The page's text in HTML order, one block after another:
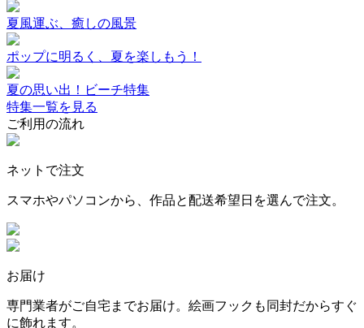
夏風運ぶ、癒しの風景
ポップに明るく、夏を楽しもう！
夏の思い出！ビーチ特集
特集一覧を見る
ご利用の流れ
ネットで注文
スマホやパソコンから、作品と配送希望日を選んで注文。
お届け
専門業者がご自宅までお届け。絵画フックも同封だからすぐ
に飾れます。